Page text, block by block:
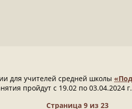
для учителей средней школы
пройдут с 19.02 по
Страница 9 из 23